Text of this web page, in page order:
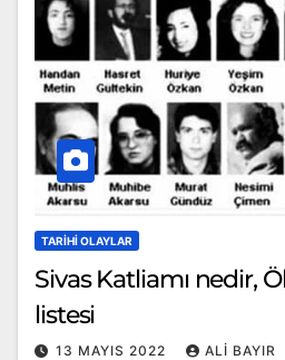
TARIHI OLAYLAR
Sivas Katliamı nedir,
listesi
13 MAYIS 2022
ALI BAYIR